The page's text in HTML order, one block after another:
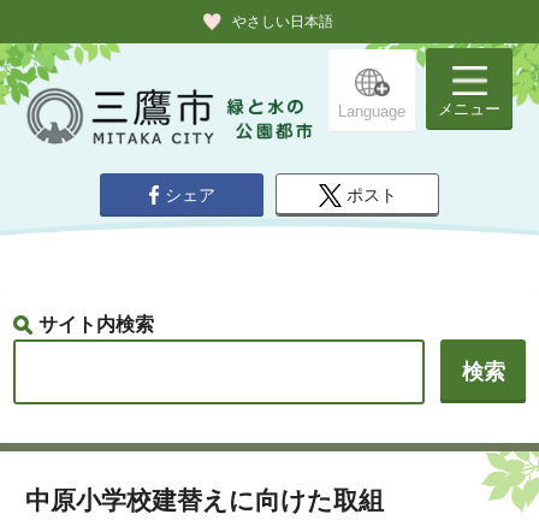
やさしい日本語
Language メニュー
シェア ポスト
サイト内検索
中原小学校建替えに向けた取組